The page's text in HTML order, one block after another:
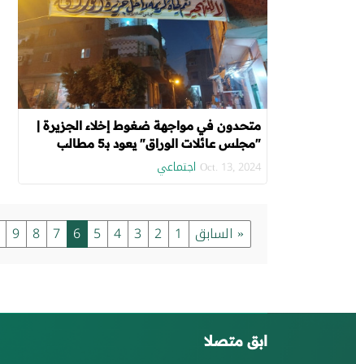
متحدون في مواجهة ضغوط إخلاء الجزيرة |
"مجلس عائلات الوراق" يعود بـ5 مطالب
"تعويض الضحايا وعودة الخدمات ومنازل
Oct. 13, 2024 اجتماعي
« السابق 1
2
3
4
5
6
7
8
9
ابق متصلا